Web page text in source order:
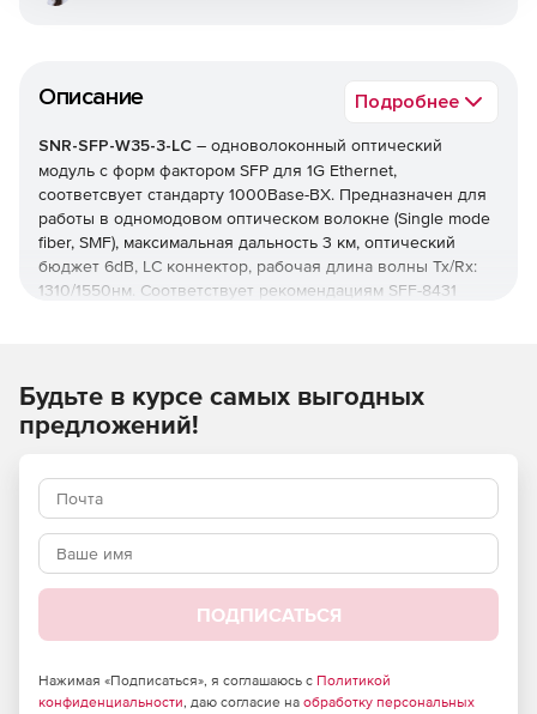
Описание Подробнее
SNR-SFP-W35-3-LC – одноволоконный оптический
модуль с форм фактором SFP для 1G Ethernet,
соответсвует стандарту 1000Base-BX. Предназначен для
работы в одномодовом оптическом волокне (Single mode
fiber, SMF), максимальная дальность 3 км, оптический
бюджет 6dB, LC коннектор, рабочая длина волны Tx/Rx:
1310/1550нм. Соответствует рекомендациям SFF-8431
Будьте в курсе самых выгодных
предложений!
ПОДПИСАТЬСЯ
Нажимая «Подписаться», я соглашаюсь с Политикой
конфиденциальности, даю согласие на обработку персональных